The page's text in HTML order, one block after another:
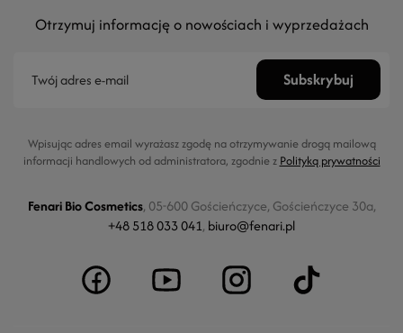
Otrzymuj informację o nowościach i wyprzedażach
Wpisując adres email wyrażasz zgodę na otrzymywanie drogą mailową
informacji handlowych od administratora, zgodnie z Polityką prywatności
Fenari Bio Cosmetics, 05-600 Gościeńczyce, Gościeńczyce 30a,
+48 518 033 041, biuro@fenari.pl